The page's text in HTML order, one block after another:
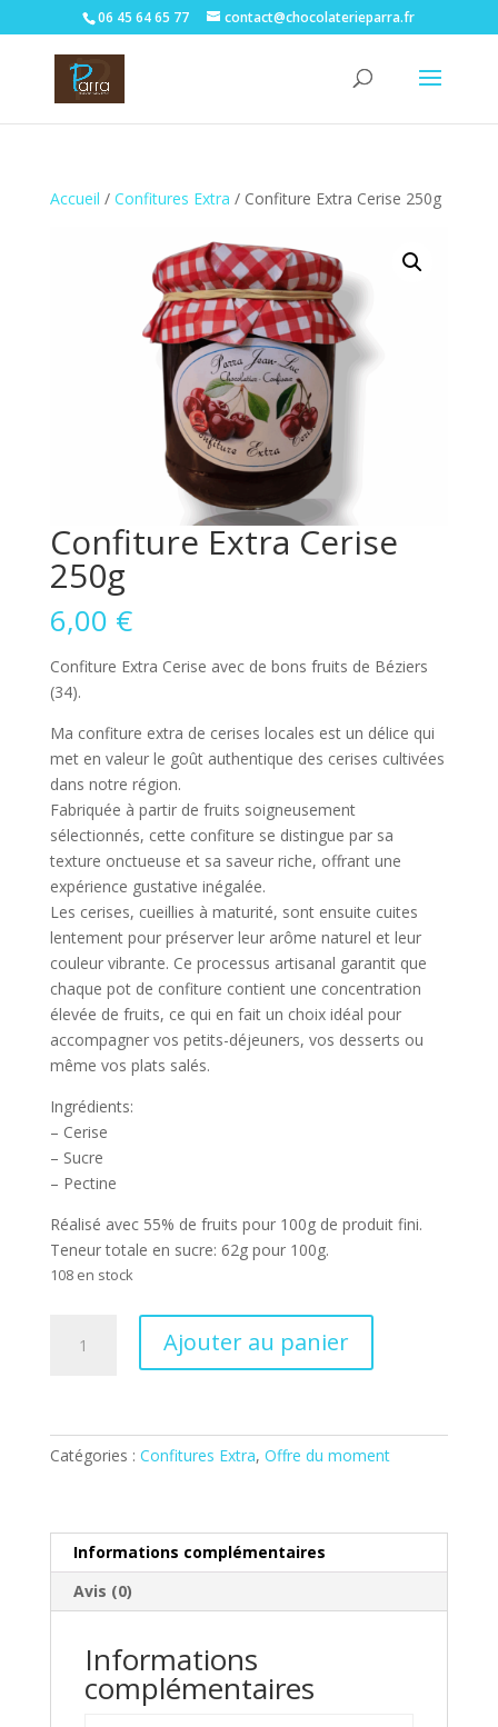
06 45 64 65 77 contact@chocolaterieparra.fr
Accueil / Confitures Extra / Confiture Extra Cerise 250g
Confiture Extra Cerise
250g
6,00 €
Confiture Extra Cerise avec de bons fruits de Béziers
(34).
Ma confiture extra de cerises locales est un délice qui
met en valeur le goût authentique des cerises cultivées
dans notre région.
Fabriquée à partir de fruits soigneusement
sélectionnés, cette confiture se distingue par sa
texture onctueuse et sa saveur riche, offrant une
expérience gustative inégalée.
Les cerises, cueillies à maturité, sont ensuite cuites
lentement pour préserver leur arôme naturel et leur
couleur vibrante. Ce processus artisanal garantit que
chaque pot de confiture contient une concentration
élevée de fruits, ce qui en fait un choix idéal pour
accompagner vos petits-déjeuners, vos desserts ou
même vos plats salés.
Ingrédients:
– Cerise
– Sucre
– Pectine
Réalisé avec 55% de fruits pour 100g de produit fini.
Teneur totale en sucre: 62g pour 100g.
108 en stock
250g
Ajouter au panier
Catégories : Confitures Extra, Offre du moment
Informations complémentaires
Avis (0)
Informations
complémentaires